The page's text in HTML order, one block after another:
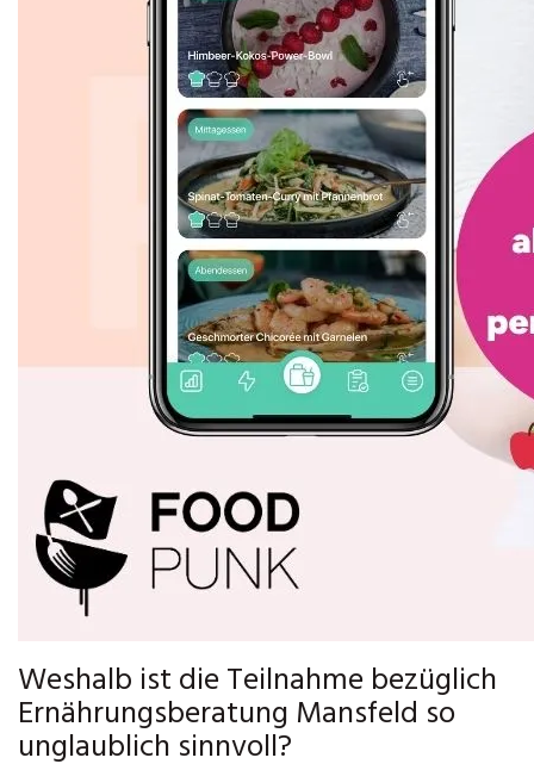
Weshalb ist die Teilnahme bezüglich
Ernährungsberatung Mansfeld so
unglaublich sinnvoll?